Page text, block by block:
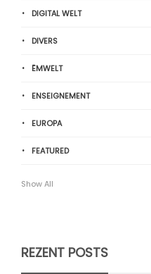
DIGITAL WELT
DIVERS
ËMWELT
ENSEIGNEMENT
EUROPA
FEATURED
Show All
REZENT POSTS